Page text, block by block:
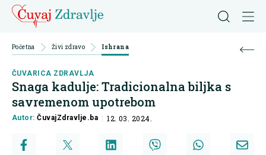
Početna Živi zdravo Ishrana
ČUVARICA ZDRAVLJA
Snaga kadulje: Tradicionalna biljka s
savremenom upotrebom
Autor:ČuvajZdravlje.ba 12. 03. 2024.